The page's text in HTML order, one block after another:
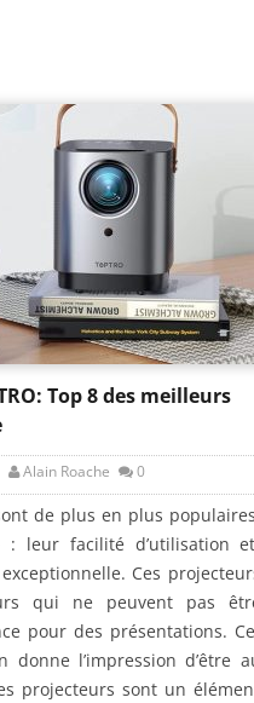
Top 8 des meilleurs
Alain Roache 0
de plus en plus
leur facilité d’utilisation
Ces
qui ne peuvent pas
pour des présentations.
donne l’impression d’être
projecteurs sont un